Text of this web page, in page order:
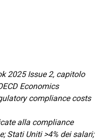
2025 Issue 2, capitolo
Economics
compliance costs
alla compliance
Stati Uniti >4% dei salari;